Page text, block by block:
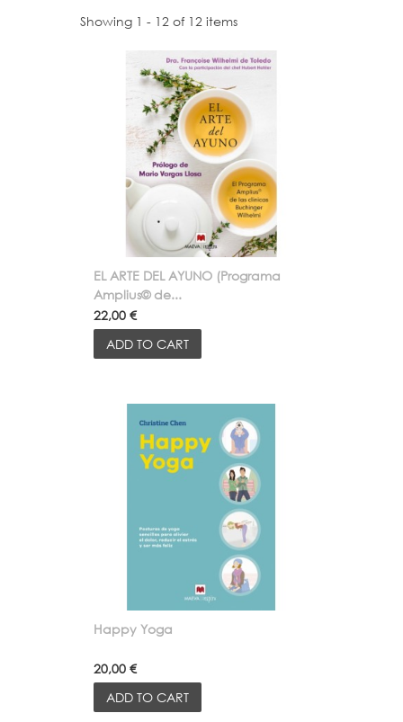
Showing 1 - 12 of 12 items
EL ARTE DEL AYUNO (Programa
Amplius© de...
22,00 €
ADD TO CART
Happy Yoga
20,00 €
ADD TO CART